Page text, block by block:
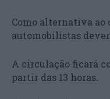
Como alternativa ao
automobilistas
A circulação ficará
partir das 13 horas.